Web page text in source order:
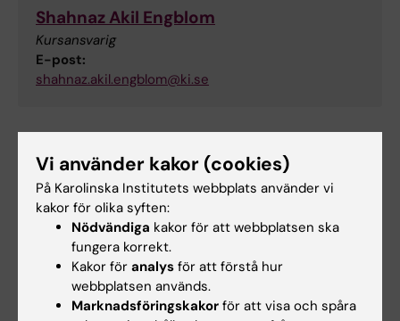
Shahnaz Akil Engblom
Kursansvarig
E-post:
shahnaz.akil.engblom@ki.se
Vi använder kakor (cookies)
På Karolinska Institutets webbplats använder vi
kakor för olika syften:
Nödvändiga kakor för att webbplatsen ska
fungera korrekt.
Kakor för analys för att förstå hur
webbplatsen används.
Marknadsföringskakor för att visa och spåra